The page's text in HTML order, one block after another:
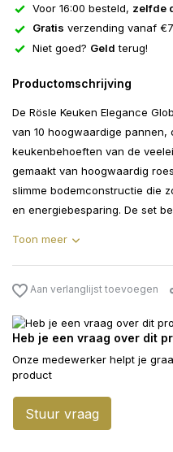
Voor 16:00 besteld, zelfde
Gratis verzending vanaf
Niet goed? Geld terug!
Productomschrijving
De Rösle Keuken Elegance
van 10 hoogwaardige
keukenbehoeften van de
gemaakt van hoogwaardig
slimme bodemconstructie die
en energiebesparing. De set
Toon meer
Aan verlanglijst toevoegen
Heb je een vraag over dit
Onze medewerker helpt je
product
Stuur vraag